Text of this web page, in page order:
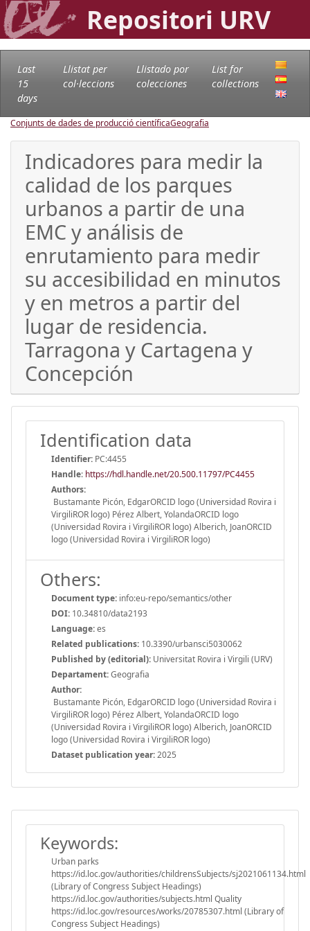
Repositori URV
Last
15
days
Llistat per
col·leccions
Llistado por
colecciones
List for
collections
Conjunts de dades de producció científicaGeografia
Indicadores para medir la
calidad de los parques
urbanos a partir de una
EMC y análisis de
enrutamiento para medir
su accesibilidad en minutos
y en metros a partir del
lugar de residencia.
Tarragona y Cartagena y
Concepción
Identification data
Identifier: PC:4455
Handle: https://hdl.handle.net/20.500.11797/PC4455
Authors:
Bustamante Picón, EdgarORCID logo (Universidad Rovira i
VirgiliROR logo) Pérez Albert, YolandaORCID logo
(Universidad Rovira i VirgiliROR logo) Alberich, JoanORCID
logo (Universidad Rovira i VirgiliROR logo)
Others:
Document type: info:eu-repo/semantics/other
DOI: 10.34810/data2193
Language:es
Related publications: 10.3390/urbansci5030062
Published by (editorial): Universitat Rovira i Virgili (URV)
Departament:Geografia
Author:
Bustamante Picón, EdgarORCID logo (Universidad Rovira i
VirgiliROR logo) Pérez Albert, YolandaORCID logo
(Universidad Rovira i VirgiliROR logo) Alberich, JoanORCID
logo (Universidad Rovira i VirgiliROR logo)
Dataset publication year:2025
Keywords:
Urban parks
https://id.loc.gov/authorities/childrensSubjects/sj2021061134.html
(Library of Congress Subject Headings)
https://id.loc.gov/authorities/subjects.html Quality
https://id.loc.gov/resources/works/20785307.html (Library of
Congress Subject Headings)